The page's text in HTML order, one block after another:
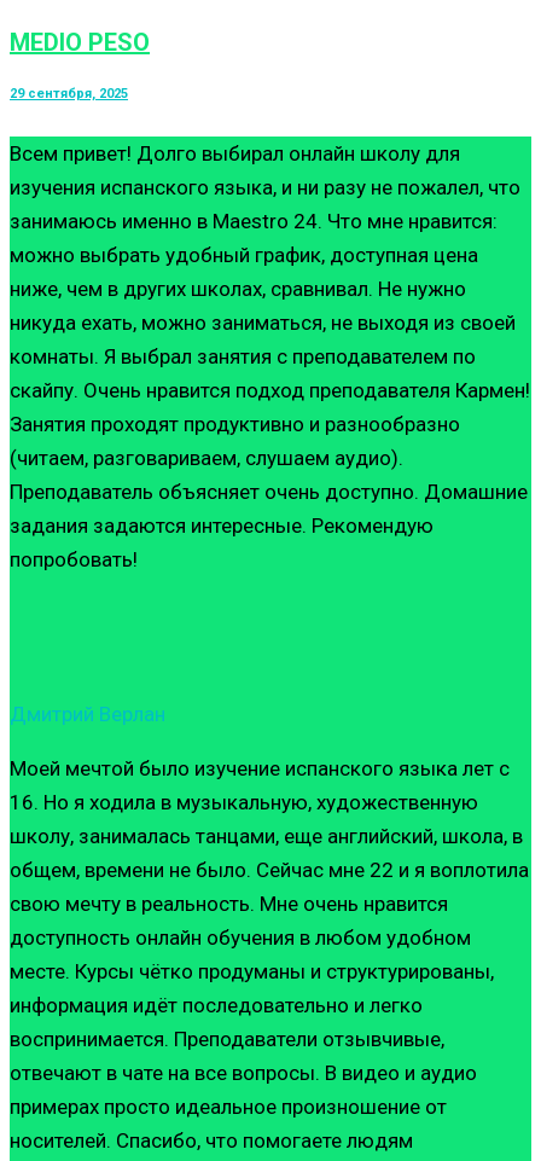
MEDIO PESO
29 сентября, 2025
Всем привет! Долго выбирал онлайн школу для
изучения испанского языка, и ни разу не пожалел, что
занимаюсь именно в Maestro 24. Что мне нравится:
можно выбрать удобный график, доступная цена
ниже, чем в других школах, сравнивал. Не нужно
никуда ехать, можно заниматься, не выходя из своей
комнаты. Я выбрал занятия с преподавателем по
скайпу. Очень нравится подход преподавателя Кармен!
Занятия проходят продуктивно и разнообразно
(читаем, разговариваем, слушаем аудио).
Преподаватель объясняет очень доступно. Домашние
задания задаются интересные. Рекомендую
попробовать!
Дмитрий Верлан
Моей мечтой было изучение испанского языка лет с
16. Но я ходила в музыкальную, художественную
школу, занималась танцами, еще английский, школа, в
общем, времени не было. Сейчас мне 22 и я воплотила
свою мечту в реальность. Мне очень нравится
доступность онлайн обучения в любом удобном
месте. Курсы чётко продуманы и структурированы,
информация идёт последовательно и легко
воспринимается. Преподаватели отзывчивые,
отвечают в чате на все вопросы. В видео и аудио
примерах просто идеальное произношение от
носителей. Спасибо, что помогаете людям